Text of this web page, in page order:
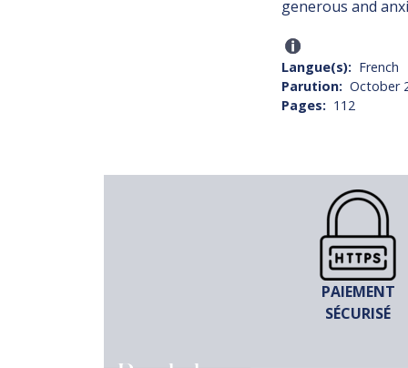
generous and
Langue(s)
French
Parution
October
Pages
112
PAIEMENT
SÉCURISÉ